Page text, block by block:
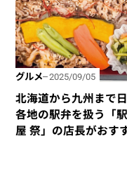
グルメ 2025/09/05
北海道から九州まで
各地の駅弁を扱う「
屋 祭」の店長がおす